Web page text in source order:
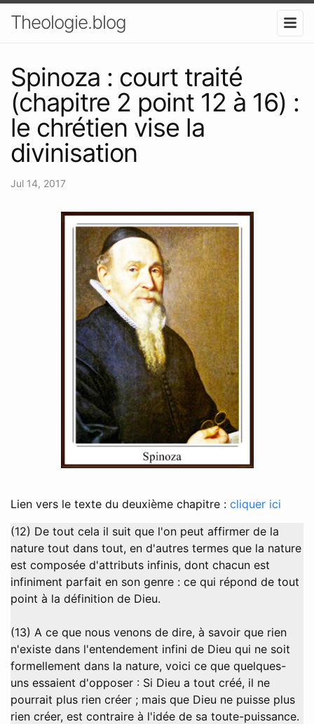
Theologie.blog
Spinoza : court traité
(chapitre 2 point 12 à 16) :
le chrétien vise la
divinisation
Jul 14, 2017
Lien vers le texte du deuxième chapitre : cliquer ici
(12) De tout cela il suit que l'on peut affirmer de la
nature tout dans tout, en d'autres termes que la nature
est composée d'attributs infinis, dont chacun est
infiniment parfait en son genre : ce qui répond de tout
point à la définition de Dieu.
(13) A ce que nous venons de dire, à savoir que rien
n'existe dans l'entendement infini de Dieu qui ne soit
formellement dans la nature, voici ce que quelques-
uns essaient d'opposer : Si Dieu a tout créé, il ne
pourrait plus rien créer ; mais que Dieu ne puisse plus
rien créer, est contraire à l'idée de sa toute-puissance.